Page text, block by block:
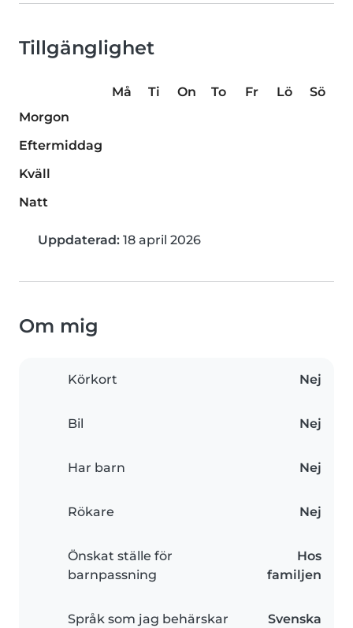
Tillgänglighet
Må Ti On To Fr Lö
Sö
Morgon
Eftermiddag
Kväll
Natt
Uppdaterad: 18 april 2026
Om mig
Körkort Nej
Bil Nej
Har barn Nej
Rökare Nej
Önskat ställe för
barnpassning
Hos
familjen
Språk som jag behärskar Svenska